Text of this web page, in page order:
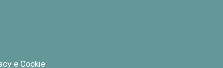
e Cookie